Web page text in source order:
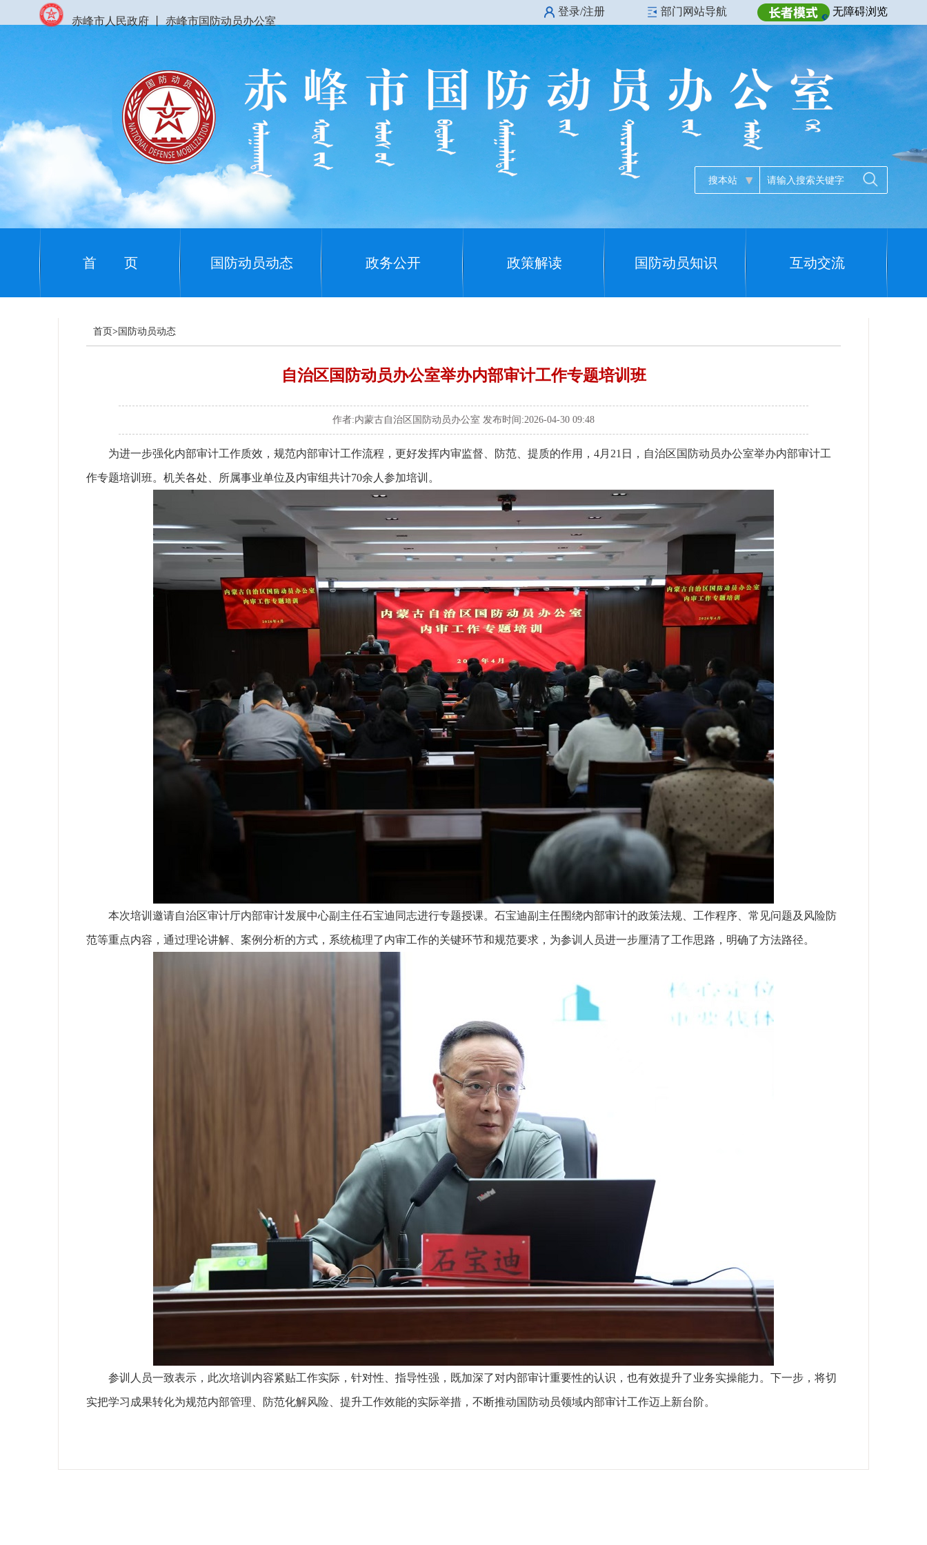
赤峰市人民政府 赤峰市国防动员办公室
登录/注册 部门网站导航 无障碍浏览
搜本站
首 页 国防动员动态 政务公开 政策解读 国防动员知识 互动交流
首页> 国防动员动态
自治区国防动员办公室举办内部审计工作专题培训班
作者:内蒙古自治区国防动员办公室 发布时间:2026-04-30 09:48
为进一步强化内部审计工作质效，规范内部审计工作流程，更好发挥内审监督、防范、提质的作用，4月21日，自治区国防动员办公室举办内部审计工
作专题培训班。机关各处、所属事业单位及内审组共计70余人参加培训。
本次培训邀请自治区审计厅内部审计发展中心副主任石宝迪同志进行专题授课。石宝迪副主任围绕内部审计的政策法规、工作程序、常见问题及风险防
范等重点内容，通过理论讲解、案例分析的方式，系统梳理了内审工作的关键环节和规范要求，为参训人员进一步厘清了工作思路，明确了方法路径。
参训人员一致表示，此次培训内容紧贴工作实际，针对性、指导性强，既加深了对内部审计重要性的认识，也有效提升了业务实操能力。下一步，将切
实把学习成果转化为规范内部管理、防范化解风险、提升工作效能的实际举措，不断推动国防动员领域内部审计工作迈上新台阶。